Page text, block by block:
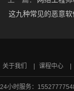
这九种常见的恶意
关于我们 课程中心
24小时服务：